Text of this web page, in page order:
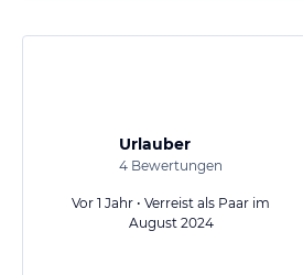
Urlauber
4 Bewertungen
Vor 1 Jahr • Verreist als Paar im
August 2024